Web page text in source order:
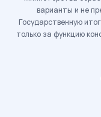
варианты и не
Государственную
только за функцию